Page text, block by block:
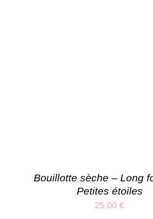
Bouillotte sèche – Long
Petites étoiles
25,00 €